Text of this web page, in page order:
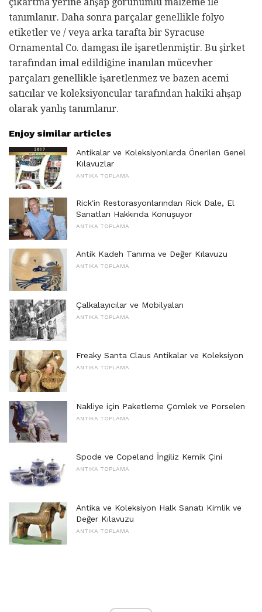
tanımlanır. Daha sonra parçalar genellikle folyo
etiketler ve / veya arka tarafta bir Syracuse
Ornamental Co. damgası ile işaretlenmiştir. Bu şirket
tarafından imal edildiğine inanılan mücevher
parçaları genellikle işaretlenmez ve bazen acemi
satıcılar ve koleksiyoncular tarafından hakiki ahşap
olarak yanlış tanımlanır.
Enjoy similar articles
Antikalar ve Koleksiyonlarda Önerilen Genel
Kılavuzlar
ANTIKA TOPLAMA
Rick'in Restorasyonlarından Rick Dale, El
Sanatları Hakkında Konuşuyor
ANTIKA TOPLAMA
Antik Kadeh Tanıma ve Değer Kılavuzu
ANTIKA TOPLAMA
Çalkalayıcılar ve Mobilyaları
ANTIKA TOPLAMA
Freaky Santa Claus Antikalar ve Koleksiyon
ANTIKA TOPLAMA
Nakliye için Paketleme Çömlek ve Porselen
ANTIKA TOPLAMA
Spode ve Copeland İngiliz Kemik Çini
ANTIKA TOPLAMA
Antika ve Koleksiyon Halk Sanatı Kimlik ve
Değer Kılavuzu
ANTIKA TOPLAMA